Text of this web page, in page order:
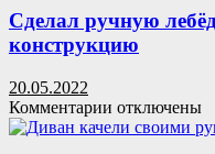
барбекю
из
габионов
Сделал ручную
конструкцию
20.05.2022
Комментарии к
записи
отключены